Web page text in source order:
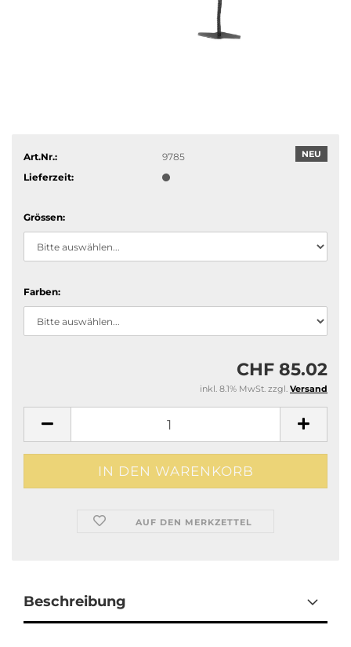
NEU
Art.Nr.:
9785
Lieferzeit:
Grössen:
Farben:
CHF 85.02
inkl. 8.1% MwSt. zzgl. Versand
AUF DEN MERKZETTEL
Beschreibung